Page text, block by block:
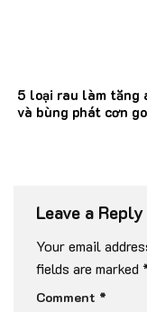
5 loại rau làm tăng
và bùng phát cơn
Leave a Reply
Your email
fields are marked
Comment *